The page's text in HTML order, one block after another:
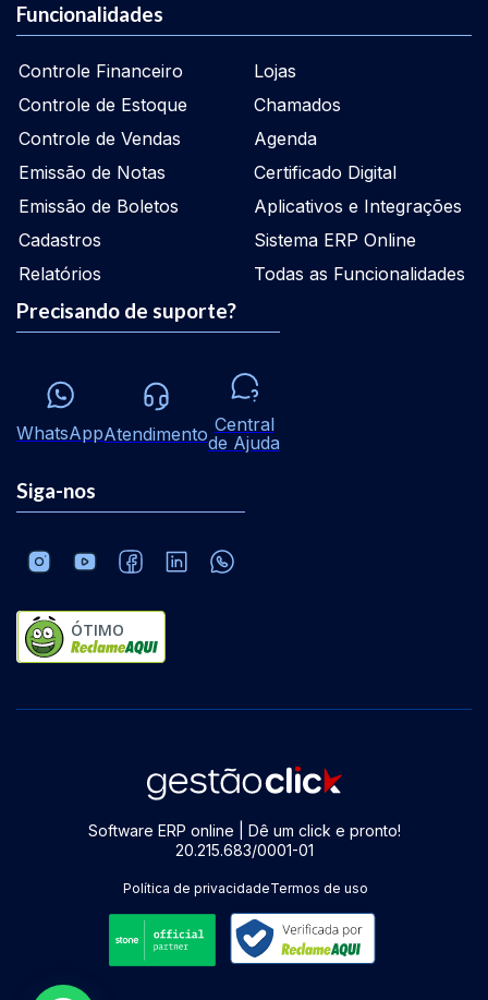
Funcionalidades
Controle Financeiro
Controle de Estoque
Controle de Vendas
Emissão de Notas
Emissão de Boletos
Cadastros
Relatórios
Lojas
Chamados
Agenda
Certificado Digital
Aplicativos e Integrações
Sistema ERP Online
Todas as Funcionalidades
Precisando de suporte?
WhatsAppAtendimento Central
de Ajuda
Siga-nos
ÓTIMO
Software ERP online | Dê um click e pronto!
20.215.683/0001-01
Política de privacidadeTermos de uso